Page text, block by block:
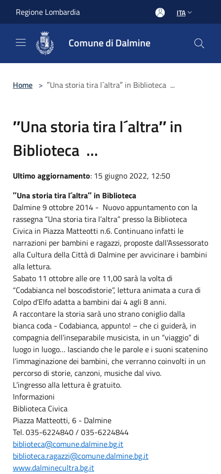
Regione Lombardia ITA
Comune di Dalmine
Home > ″Una storia tira l´altra″ in Biblioteca ...
″Una storia tira l´altra″ in
Biblioteca ...
Ultimo aggiornamento: 15 giugno 2022, 12:50
″Una storia tira l´altra″ in Biblioteca
Dalmine 9 ottobre 2014 - Nuovo appuntamento con la
rassegna “Una storia tira l’altra” presso la Biblioteca
Civica in Piazza Matteotti n.6. Continuano infatti le
narrazioni per bambini e ragazzi, proposte dall’Assessorato
alla Cultura della Città di Dalmine per avvicinare i bambini
alla lettura.
Sabato 11 ottobre alle ore 11,00 sarà la volta di
“Codabianca nel boscodistorie”, lettura animata a cura di
Colpo d’Elfo adatta a bambini dai 4 agli 8 anni.
A raccontare la storia sarà uno strano coniglio dalla
bianca coda - Codabianca, appunto! – che ci guiderà, in
compagnia dell’inseparabile musicista, in un “viaggio” di
luogo in luogo… lasciando che le parole e i suoni scatenino
l’immaginazione dei bambini, che verranno coinvolti in un
percorso di storie, canzoni, musiche dal vivo.
L’ingresso alla lettura è gratuito.
Informazioni
Biblioteca Civica
Piazza Matteotti, 6 - Dalmine
Tel. 035-6224840 / 035-6224844
biblioteca@comune.dalmine.bg.it
biblioteca.ragazzi@comune.dalmine.bg.it
www.dalminecultra.bg.it